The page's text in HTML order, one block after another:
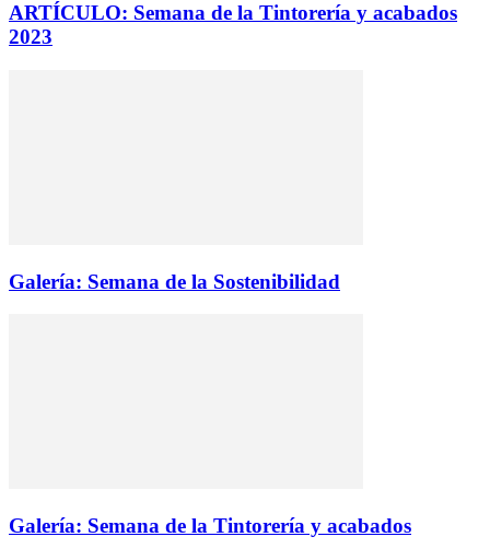
ARTÍCULO: Semana de la Tintorería y acabados
2023
Galería: Semana de la Sostenibilidad
Galería: Semana de la Tintorería y acabados